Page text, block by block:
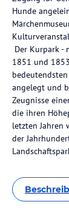
Hunde
Der Kurpark -
1851 und
angelegt und
Zeugnisse
die ihren
letzten Jahren
der